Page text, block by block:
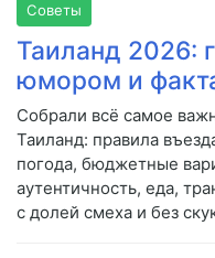
Советы
Таиланд 2026:
юмором и
Собрали всё самое
Таиланд: правила
погода, бюджетные
аутентичность, еда,
с долей смеха и без